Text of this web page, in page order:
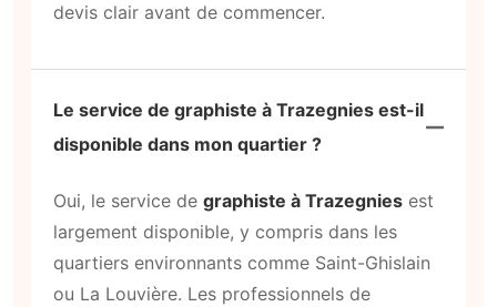
devis clair avant de commencer.
Le service de graphiste à Trazegnies est-il
disponible dans mon quartier ?
Oui, le service de graphiste à Trazegnies est
largement disponible, y compris dans les
quartiers environnants comme Saint-Ghislain
ou La Louvière. Les professionnels de